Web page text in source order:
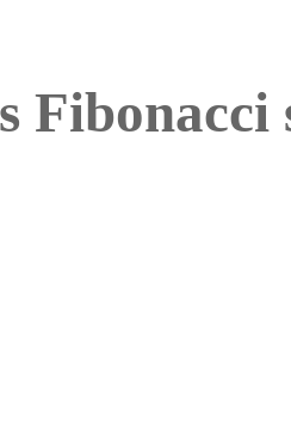
Fibonacci